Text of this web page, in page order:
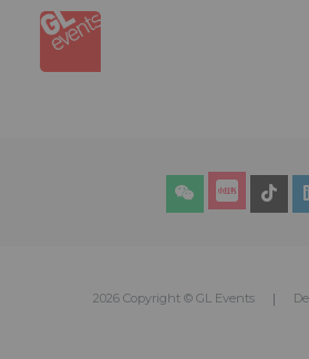
content
2026 Copyright © GL Events
Cookie管理面板